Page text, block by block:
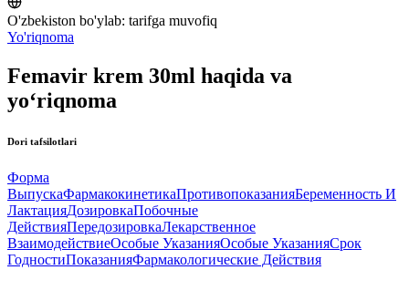
O'zbekiston bo'ylab: tarifga muvofiq
Yo'riqnoma
Femavir krem 30ml haqida va
yo‘riqnoma
Dori tafsilotlari
Форма
ВыпускаФармакокинетикаПротивопоказанияБеременность И
ЛактацияДозировкаПобочные
ДействияПередозировкаЛекарственное
ВзаимодействиеОсобые УказанияОсобые УказанияСрок
ГодностиПоказанияФармакологические Действия